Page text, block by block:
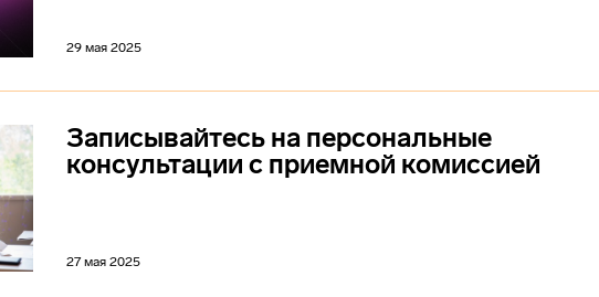
29 мая 2025
Записывайтесь на персональные
консультации с приемной комиссией
27 мая 2025